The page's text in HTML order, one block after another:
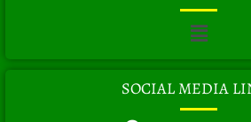
Menu
SOCIAL MEDIA